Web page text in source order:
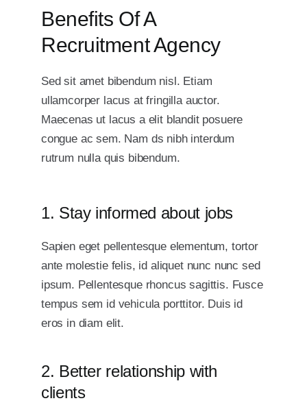
Benefits Of A
Recruitment Agency
Sed sit amet bibendum nisl. Etiam
ullamcorper lacus at fringilla auctor.
Maecenas ut lacus a elit blandit posuere
congue ac sem. Nam ds nibh interdum
rutrum nulla quis bibendum.
1. Stay informed about jobs
Sapien eget pellentesque elementum, tortor
ante molestie felis, id aliquet nunc nunc sed
ipsum. Pellentesque rhoncus sagittis. Fusce
tempus sem id vehicula porttitor. Duis id
eros in diam elit.
2. Better relationship with
clients